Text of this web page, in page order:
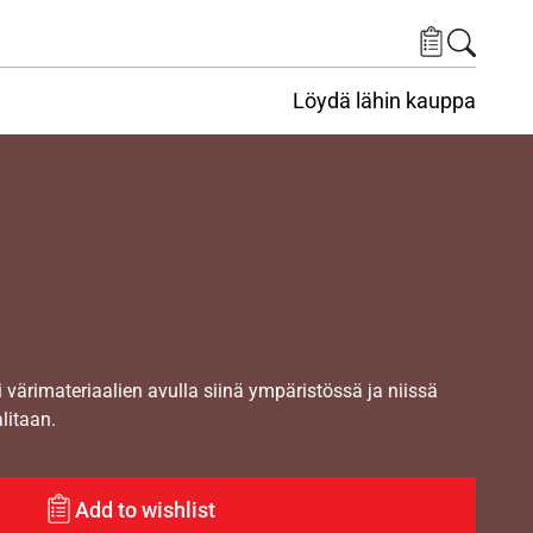
Löydä lähin kauppa
avulla siinä ympäristössä ja niissä
Add to wishlist